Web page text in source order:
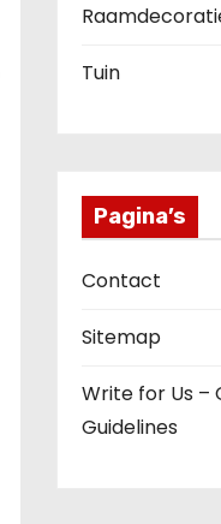
Tuin
Pagina’s
Contact
Sitemap
Write for Us –
Guidelines